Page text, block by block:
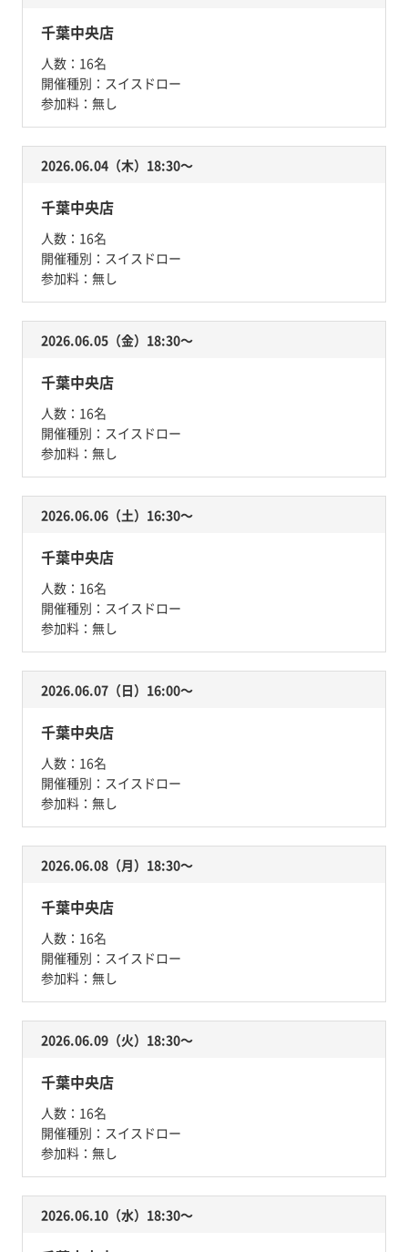
千葉中央店
人数： 16名
開催種別： スイスドロー
参加料： 無し
2026.06.04（木）18:30〜
千葉中央店
人数： 16名
開催種別： スイスドロー
参加料： 無し
2026.06.05（金）18:30〜
千葉中央店
人数： 16名
開催種別： スイスドロー
参加料： 無し
2026.06.06（土）16:30〜
千葉中央店
人数： 16名
開催種別： スイスドロー
参加料： 無し
2026.06.07（日）16:00〜
千葉中央店
人数： 16名
開催種別： スイスドロー
参加料： 無し
2026.06.08（月）18:30〜
千葉中央店
人数： 16名
開催種別： スイスドロー
参加料： 無し
2026.06.09（火）18:30〜
千葉中央店
人数： 16名
開催種別： スイスドロー
参加料： 無し
2026.06.10（水）18:30〜